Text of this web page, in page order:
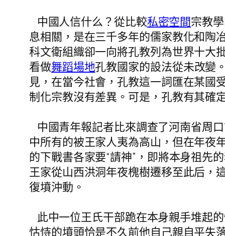
中國人信什么？從比較私密空間宗教
息相關，是在三千多年的儒家教化和陶
科文衛組織卻一向將孔教列為世界十大
看做舞蹈場地孔教國家的設法從未改變
見，在當今社會，孔教這一詞匯在某國
制化宗教沒有差異。可是，孔教有其確
中國青年報記者比來調查了河南省周
中所有的被王家人夷為高山，但在年夜
的下戰書各家要“請神”，即將本身祖先
王家從山西洪洞年夜槐樹遷移至此后，
復墳沖動。
此中一位王氏干部跪在本身親手堆起
怙恃的墳頭恰是不久前他自己親自平失